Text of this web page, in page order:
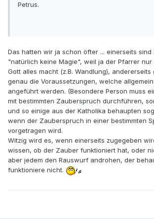
Petrus.
Das hatten wir ja schon öfter ... einerseits sind
"natürlich keine Magie", weil ja der Pfarrer
Gott alles macht (z.B. Wandlung), andererseits
genau die Voraussetzungen, welche
angeführt werden. (Besondere Person muss
mit bestimmten Zauberspruch durchführen,
und so einige aus der Katholika behaupten
wenn der Zauberspruch in einer bestimmten
vorgetragen wird.
Witzig wird es, wenn einerseits zugegeben
wissen, ob der Zauber funktioniert hat, oder
aber jedem den Rauswurf androhen, der
funktioniere nicht.